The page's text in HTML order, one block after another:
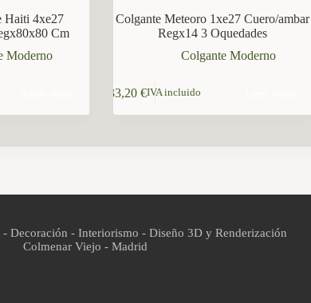
Haiti 4xe27
Cm
Moderno
Colgante Meteoro 1xe27 Cuero/ambar
Regx14 3 Oquedades
Colgante Moderno
33,20€IVA incluido
- Decoración - Interiorismo - Diseño 3D y Renderización
Colmenar Viejo - Madrid